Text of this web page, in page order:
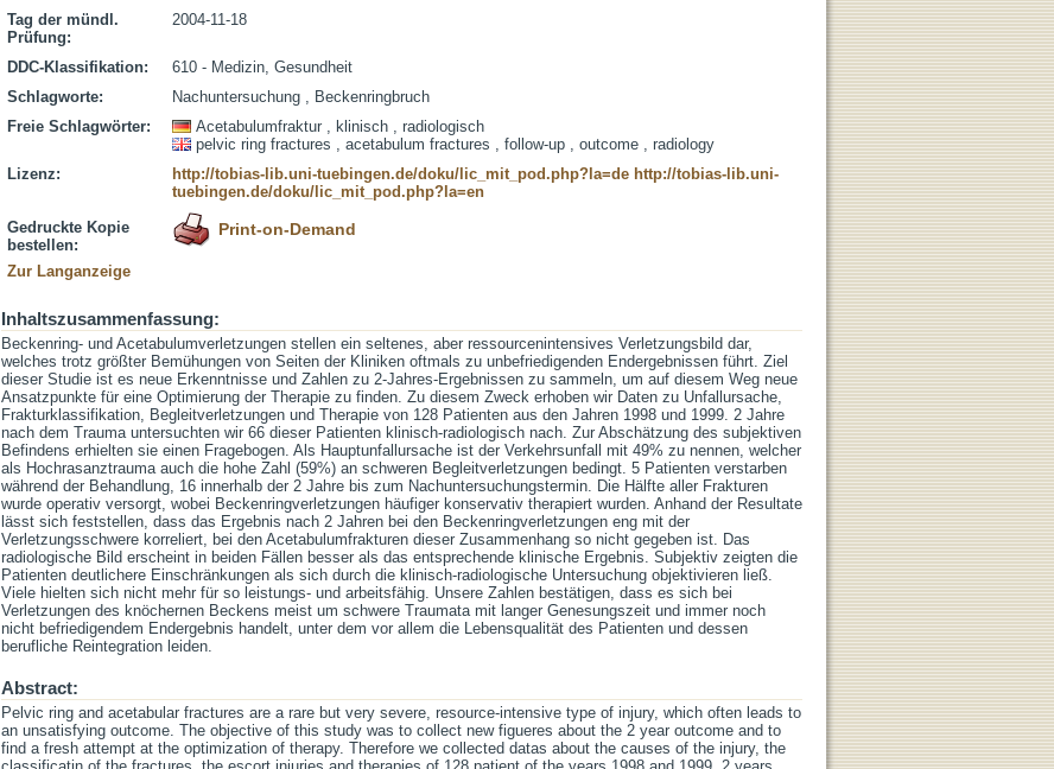
Tag der mündl.
Prüfung:
2004-11-18
DDC-Klassifikation:
610 - Medizin, Gesundheit
Schlagworte:
Nachuntersuchung , Beckenringbruch
Freie Schlagwörter:
Acetabulumfraktur , klinisch , radiologisch
pelvic ring fractures , acetabulum fractures , follow-up , outcome , radiology
Lizenz:
http://tobias-lib.uni-tuebingen.de/doku/lic_mit_pod.php?la=de http://tobias-lib.uni-
tuebingen.de/doku/lic_mit_pod.php?la=en
Gedruckte Kopie
bestellen:
Print-on-Demand
Zur Langanzeige
Inhaltszusammenfassung:
Beckenring- und Acetabulumverletzungen stellen ein seltenes, aber ressourcenintensives Verletzungsbild dar,
welches trotz größter Bemühungen von Seiten der Kliniken oftmals zu unbefriedigenden Endergebnissen führt. Ziel
dieser Studie ist es neue Erkenntnisse und Zahlen zu 2-Jahres-Ergebnissen zu sammeln, um auf diesem Weg neue
Ansatzpunkte für eine Optimierung der Therapie zu finden. Zu diesem Zweck erhoben wir Daten zu Unfallursache,
Frakturklassifikation, Begleitverletzungen und Therapie von 128 Patienten aus den Jahren 1998 und 1999. 2 Jahre
nach dem Trauma untersuchten wir 66 dieser Patienten klinisch-radiologisch nach. Zur Abschätzung des subjektiven
Befindens erhielten sie einen Fragebogen. Als Hauptunfallursache ist der Verkehrsunfall mit 49% zu nennen, welcher
als Hochrasanztrauma auch die hohe Zahl (59%) an schweren Begleitverletzungen bedingt. 5 Patienten verstarben
während der Behandlung, 16 innerhalb der 2 Jahre bis zum Nachuntersuchungstermin. Die Hälfte aller Frakturen
wurde operativ versorgt, wobei Beckenringverletzungen häufiger konservativ therapiert wurden. Anhand der Resultate
lässt sich feststellen, dass das Ergebnis nach 2 Jahren bei den Beckenringverletzungen eng mit der
Verletzungsschwere korreliert, bei den Acetabulumfrakturen dieser Zusammenhang so nicht gegeben ist. Das
radiologische Bild erscheint in beiden Fällen besser als das entsprechende klinische Ergebnis. Subjektiv zeigten die
Patienten deutlichere Einschränkungen als sich durch die klinisch-radiologische Untersuchung objektivieren ließ.
Viele hielten sich nicht mehr für so leistungs- und arbeitsfähig. Unsere Zahlen bestätigen, dass es sich bei
Verletzungen des knöchernen Beckens meist um schwere Traumata mit langer Genesungszeit und immer noch
nicht befriedigendem Endergebnis handelt, unter dem vor allem die Lebensqualität des Patienten und dessen
berufliche Reintegration leiden.
Abstract:
Pelvic ring and acetabular fractures are a rare but very severe, resource-intensive type of injury, which often leads to
an unsatisfying outcome. The objective of this study was to collect new figueres about the 2 year outcome and to
find a fresh attempt at the optimization of therapy. Therefore we collected datas about the causes of the injury, the